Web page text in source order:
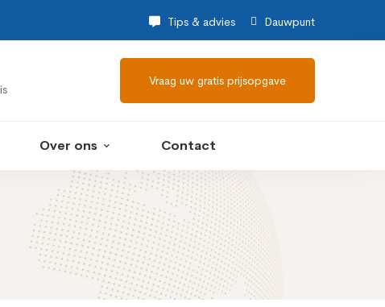
Tips & advies Dauwpunt
Vraag uw gratis prijsopgave
Over ons Contact